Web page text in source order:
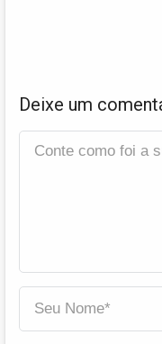
Deixe um